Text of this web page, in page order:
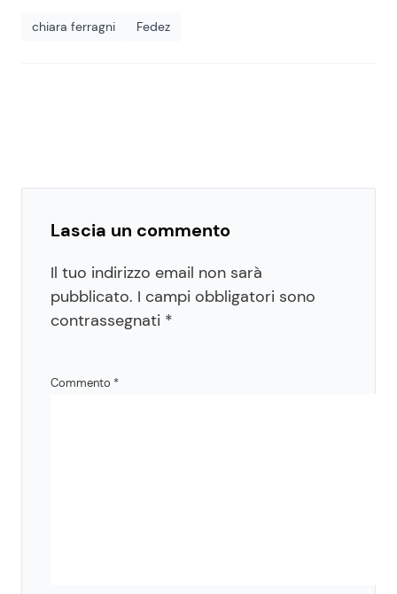
chiara ferragni Fedez
Lascia un commento
Il tuo indirizzo email non sarà
pubblicato. I campi obbligatori sono
contrassegnati *
Commento *